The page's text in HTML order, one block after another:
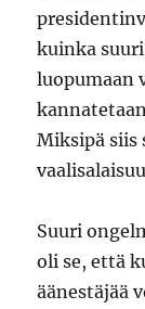
kuinka
luopumaan
Miksipä siis
Suuri
oli se, että
äänestäjää